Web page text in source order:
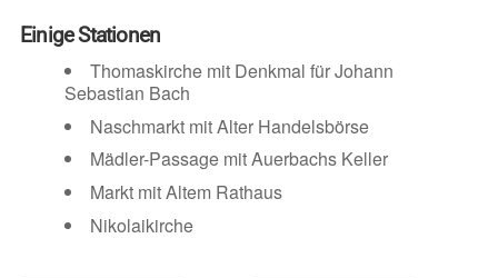
Einige Stationen
Thomaskirche mit Denkmal für Johann
Sebastian Bach
Naschmarkt mit Alter Handelsbörse
Mädler-Passage mit Auerbachs Keller
Markt mit Altem Rathaus
Nikolaikirche